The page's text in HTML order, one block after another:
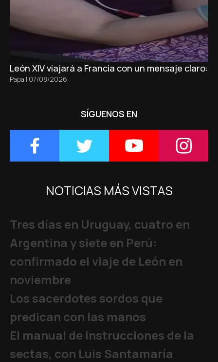
León XIV viajará a Francia con un mensaje claro:
Papa | 07/08/2026
SÍGUENOS EN
NOTICIAS MÁS VISTAS
Tres días en Uruguay, cuatro en
Argentina y siete en Perú:
confirmado el viaje de León en
noviembre
Los sacerdotes sordos que
predican con las manos
El manual de instrucciones de la
sectas, con Luis Santamaría